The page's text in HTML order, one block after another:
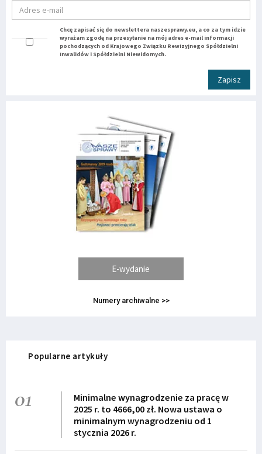
Chcę zapisać się do newslettera naszesprawy.eu, a co za tym idzie
wyrażam zgodę na przesyłanie na mój adres e-mail informacji
pochodzących od Krajowego Związku Rewizyjnego Spółdzielni
Inwalidów i Spółdzielni Niewidomych.
Zapisz
E-wydanie
Numery archiwalne >>
Popularne artykuły
01
Minimalne wynagrodzenie za pracę w
2025 r. to 4666,00 zł. Nowa ustawa o
minimalnym wynagrodzeniu od 1
stycznia 2026 r.